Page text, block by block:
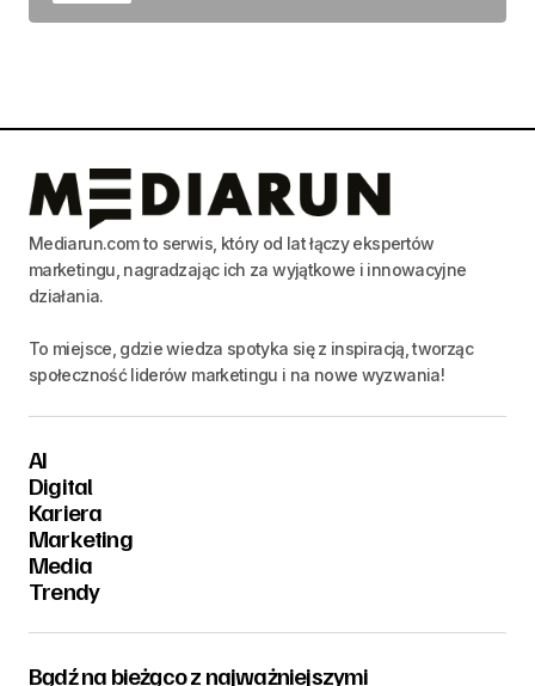
Mediarun.com to serwis, który od lat łączy ekspertów
marketingu, nagradzając ich za wyjątkowe i innowacyjne
działania.
To miejsce, gdzie wiedza spotyka się z inspiracją, tworząc
społeczność liderów marketingu i na nowe wyzwania!
AI
Digital
Kariera
Marketing
Media
Trendy
Bądź na bieżąco z najważniejszymi